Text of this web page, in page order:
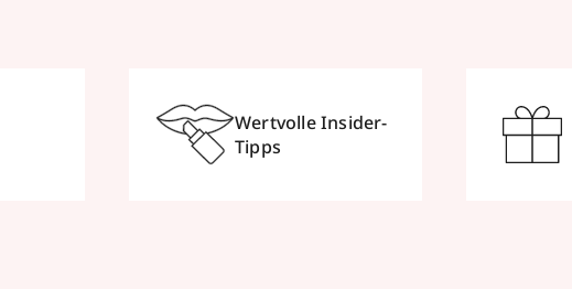
Wertvolle Insider-
Tipps